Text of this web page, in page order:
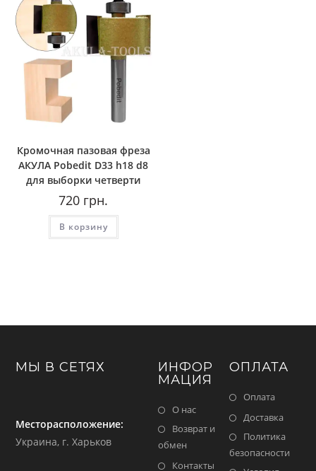
Кромочная пазовая фреза
AКУЛА Pobedit D33 h18 d8
для выборки четверти
720 грн.
В корзину
МЫ В СЕТЯХ
Месторасположение:
Украина, г. Харьков
ИНФОР
МАЦИЯ
О нас
Возврат и
обмен
Контакты
ОПЛАТА
Оплата
Доставка
Политика
безопасности